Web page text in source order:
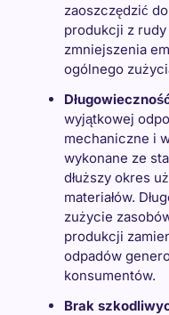
zaoszczędzić
produkcji z rudy
zmniejszenia
ogólnego
wyjątkowej
mechaniczne i
wykonane ze
dłuższy okres
materiałów.
zużycie
produkcji
odpadów
konsumentów.
Brak